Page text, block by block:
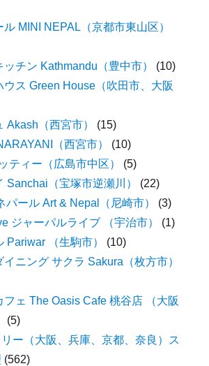
ル MINI NEPAL（京都市東山区）
ッチン Kathmandu（豊中市）
(10)
ウス Green House（吹田市、大阪
Akash（西宮市）
(15)
（西宮市）
(10)
ティー（広島市中区）
(5)
Sanchai（宝塚市逆瀬川）
(22)
パール Art & Nepal（尼崎市）
(3)
ジャーパルライブ （宇治市）
(1)
Pariwar （生駒市）
(10)
イニング サクラ Sakura（枚方市）
フェ The Oasis Cafe 桃谷店 （大阪
(5)
ー（大阪、兵庫、京都、奈良）ス
(562)